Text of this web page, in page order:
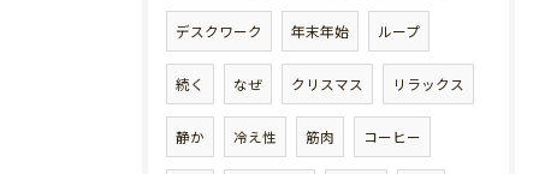
デスクワーク 年末年始 ループ
続く なぜ クリスマス リラックス
静か 冷え性 筋肉 コーヒー